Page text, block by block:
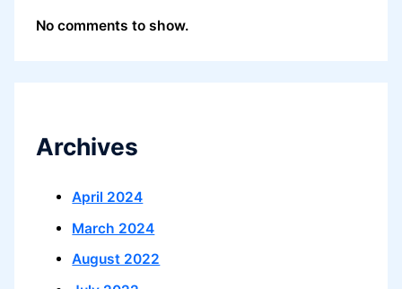
No comments to show.
Archives
April 2024
March 2024
August 2022